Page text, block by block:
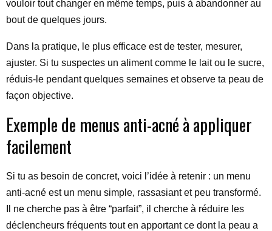
vouloir tout changer en même temps, puis à abandonner au
bout de quelques jours.
Dans la pratique, le plus efficace est de tester, mesurer,
ajuster. Si tu suspectes un aliment comme le lait ou le sucre,
réduis-le pendant quelques semaines et observe ta peau de
façon objective.
Exemple de menus anti-acné à appliquer
facilement
Si tu as besoin de concret, voici l’idée à retenir : un menu
anti-acné est un menu simple, rassasiant et peu transformé.
Il ne cherche pas à être “parfait”, il cherche à réduire les
déclencheurs fréquents tout en apportant ce dont la peau a